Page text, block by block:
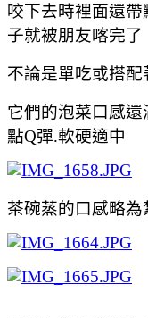
咬下去時裡面還
子就被朋友喀完了
不論是單吃或搭
它們的泡菜口感
點Q彈.軟硬適中
茶碗蒸的口感略為